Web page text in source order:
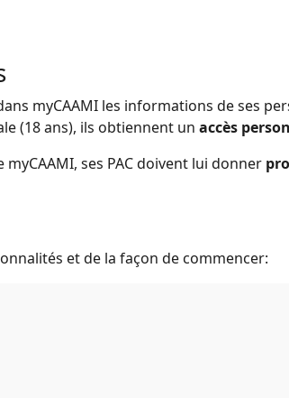
myCAAMI les informations de ses
(18 ans), ils obtiennent un accès
ses PAC doivent lui donner
et de la façon de commencer: